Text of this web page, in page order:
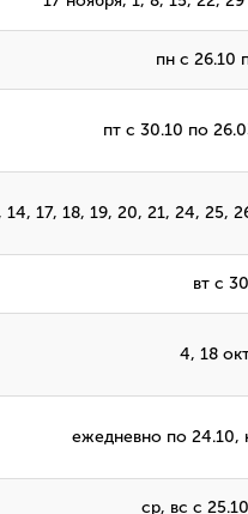
пн с 26.10
пт с 30.10 по
14, 17, 18, 19, 20, 21, 24, 25,
вт с
4, 18
ежедневно по 24.10,
ср, вс с